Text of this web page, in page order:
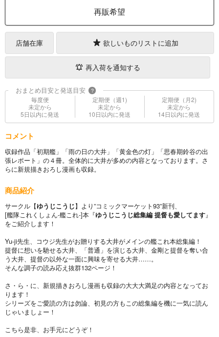
再販希望
店舗在庫 欲しいものリストに追加
再入荷を通知する
おまとめ目安と発送目安 ?
毎度便
未定から
5日以内に発送
定期便（週1)
未定から
10日以内に発送
定期便（月2)
未定から
14日以内に発送
コメント
収録作品「初期艦」「雨の日の大井」「黄金色の灯」「思春期鈴谷の出
張レポート」の４冊。全体的に大井が多めの内容となっております。さ
らに新規描きおろし漫画も収録。
商品紹介
サークル【ゆうじこうじ】より”コミックマーケット93”新刊、
[艦隊これくしょん-艦これ-]本『ゆうじこうじ総集編 提督も愛してます』
をご紹介します！
Yu-ji先生、コウジ先生がお贈りする大井がメインの艦これ本総集編！
提督に想いを馳せる大井、「普通」を演じる大井、金剛と提督を奪い合
う大井、提督の以外な一面に興味を寄せる大井……。
そんな調子の読み応え抜群132ページ！
さ・ら・に、新規描きおろし漫画も収録の大大大満足の内容となってお
ります！
シリーズをご愛読の方は勿論、初見の方もこの総集編を機に一気に読ん
じゃいましょー！
こちら是非、お手元にどうぞ！